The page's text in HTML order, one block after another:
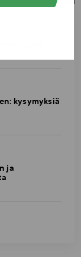
kysymyksiä
ja